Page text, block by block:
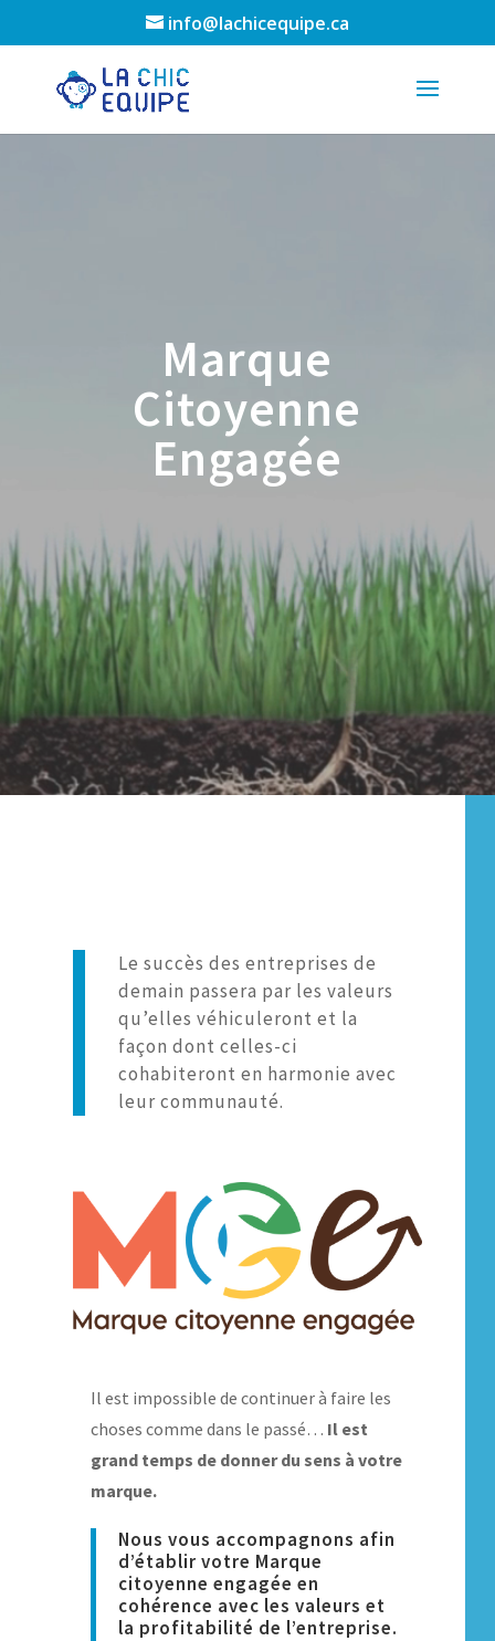
info@lachicequipe.ca
Lecteur
Marque
Citoyenne
Engagée
Le succès des entreprises de
demain passera par les valeurs
qu’elles véhiculeront et la
façon dont celles-ci
cohabiteront en harmonie avec
leur communauté.
Il est impossible de continuer à faire les
choses comme dans le passé… Il est
grand temps de donner du sens à votre
marque.
Nous vous accompagnons afin
d’établir votre Marque
citoyenne engagée en
cohérence avec les valeurs et
la profitabilité de l’entreprise.